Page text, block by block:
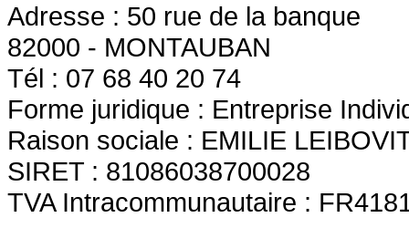
Adresse : 50 rue de la banque
82000 - MONTAUBAN
Tél : 07 68 40 20 74
Forme juridique : Entreprise
Raison sociale : EMILIE
SIRET : 81086038700028
TVA Intracommunautaire :